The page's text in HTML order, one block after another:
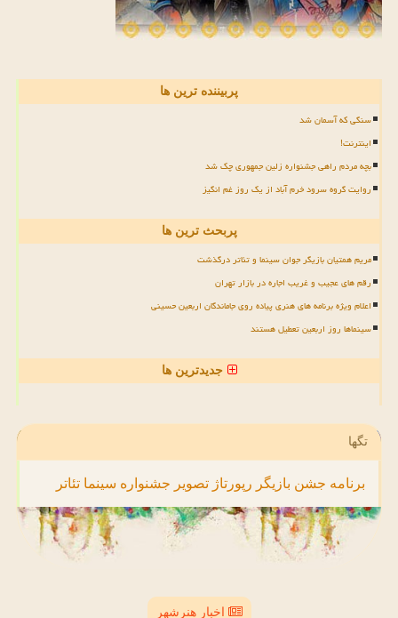
پربیننده ترین ها
سنگی که آسمان شد
اینترنت!
بچه مردم راهی جشنواره زلین جمهوری چک شد
روایت گروه سرود خرم آباد از یک روز غم انگیز
پربحث ترین ها
مریم همتیان بازیگر جوان سینما و تئاتر درگذشت
رقم های عجیب و غریب اجاره در بازار تهران
اعلام ویژه برنامه های هنری پیاده روی جاماندگان اربعین حسینی
سینماها روز اربعین تعطیل هستند
جدیدترین ها
تگها
برنامه جشن بازیگر رپورتاژ تصویر جشنواره سینما تئاتر
اخبار هنرشهر